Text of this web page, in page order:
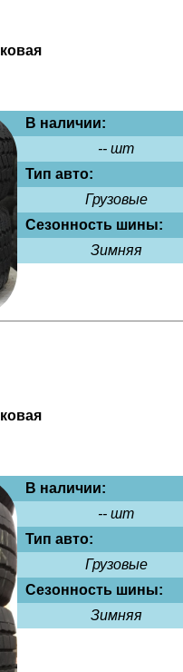
В наличии:
-- шт
Тип авто:
Грузовые
Сезонность шины:
Зимняя
В наличии:
-- шт
Тип авто:
Грузовые
Сезонность шины:
Зимняя